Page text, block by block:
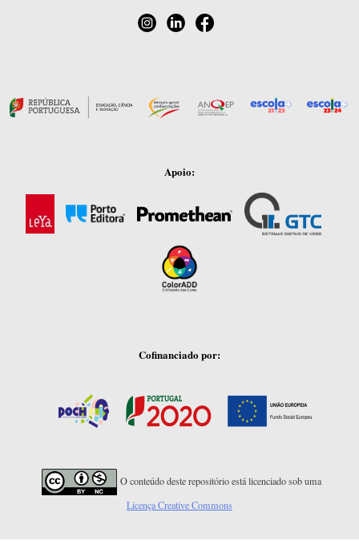
Apoio:
Cofinanciado por:
O conteúdo deste repositório está licenciado sob uma
Licença Creative Commons